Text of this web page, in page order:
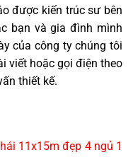
được kiến trúc sư bên
bạn và gia đình mình
của công ty chúng tôi
viết hoặc gọi điện theo
thiết kế.
11x15m đẹp 4 ngủ 1